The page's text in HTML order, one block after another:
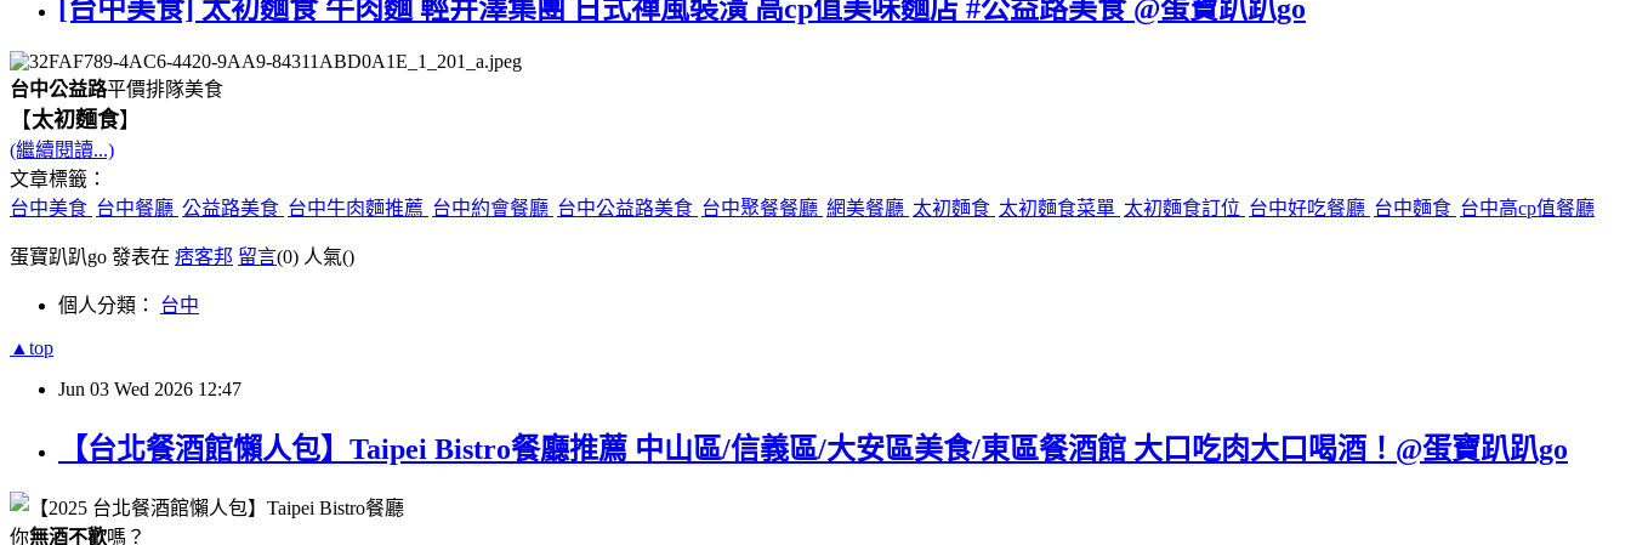
[台中美食] 太初麵食 牛肉麵 輕井澤集團 日式禪風裝潢 高cp值美味麵店 #公益路美食 @蛋寶趴趴go
台中公益路平價排隊美食
【太初麵食】
(繼續閱讀...)
文章標籤：
台中美食 台中餐廳 公益路美食 台中牛肉麵推薦 台中約會餐廳 台中公益路美食 台中聚餐餐廳 網美餐廳 太初麵食 太初麵食菜單 太初麵食訂位 台中好吃餐廳 台中麵食 台中高cp值餐廳
蛋寶趴趴go 發表在 痞客邦 留言(0) 人氣()
個人分類： 台中
▲top
Jun 03 Wed 2026 12:47
【台北餐酒館懶人包】Taipei Bistro餐廳推薦 中山區/信義區/大安區美食/東區餐酒館 大口吃肉大口喝酒！@蛋寶趴趴go
你無酒不歡嗎？